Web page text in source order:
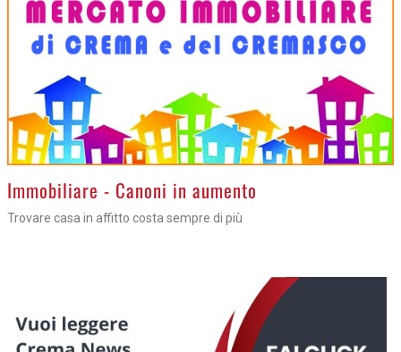
>Immobiliare - Canoni in aumento
Trovare casa in affitto costa sempre di più